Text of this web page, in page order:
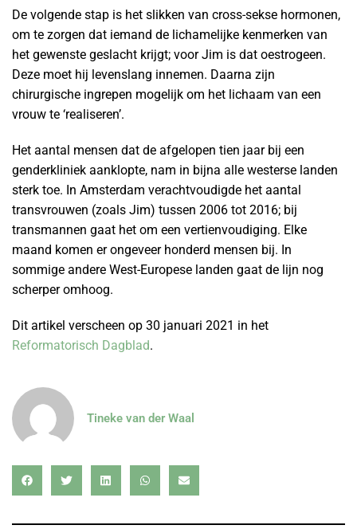
De volgende stap is het slikken van cross-sekse hormonen,
om te zorgen dat iemand de lichamelijke kenmerken van
het gewenste geslacht krijgt; voor Jim is dat oestrogeen.
Deze moet hij levenslang innemen. Daarna zijn
chirurgische ingrepen mogelijk om het lichaam van een
vrouw te ‘realiseren’.
Het aantal mensen dat de afgelopen tien jaar bij een
genderkliniek aanklopte, nam in bijna alle westerse landen
sterk toe. In Amsterdam verachtvoudigde het aantal
transvrouwen (zoals Jim) tussen 2006 tot 2016; bij
transmannen gaat het om een vertienvoudiging. Elke
maand komen er ongeveer honderd mensen bij. In
sommige andere West-Europese landen gaat de lijn nog
scherper omhoog.
Dit artikel verscheen op 30 januari 2021 in het
Reformatorisch Dagblad.
Tineke van der Waal